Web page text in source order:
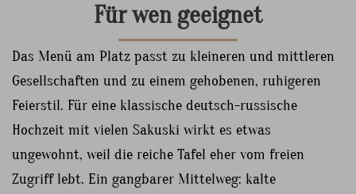
Für wen geeignet
Das Menü am Platz passt zu kleineren und mittleren
Gesellschaften und zu einem gehobenen, ruhigeren
Feierstil. Für eine klassische deutsch-russische
Hochzeit mit vielen Sakuski wirkt es etwas
ungewohnt, weil die reiche Tafel eher vom freien
Zugriff lebt. Ein gangbarer Mittelweg: kalte